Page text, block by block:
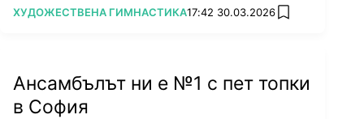
ПОВЕЧЕ ОТ
ХУДОЖЕСТВЕНА ГИМНАСТИКА17:42 30.03.2026 add favorites
Ансамбълът ни е №1 с пет топки
в София